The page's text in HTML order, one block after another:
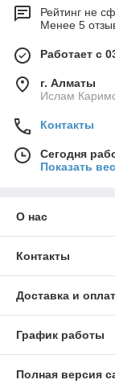
Рейтинг не
Менее 5
Работает с
г. Алматы
Ислам
Контакты
Сегодня
Показать
О нас
Контакты
Доставка и
График работы
Полная версия